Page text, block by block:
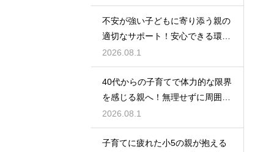
楽しむためのヒント
不安が強い子どもに寄り添う親の
適切なサポート！安心できる環境
を作って自己肯定感を高め自立心
を育むための接し方
2026.08.1
40代からの子育てで体力的な限界
を感じる親へ！無理せずに周囲の
サポートを活用して心に余裕を持
って育児をするコツ
2026.08.1
子育てに疲れた小5の親が抱える